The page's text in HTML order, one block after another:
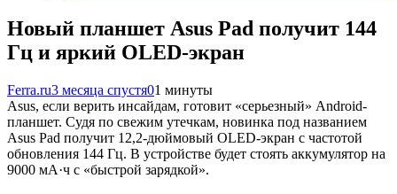
Новый планшет Asus Pad получит 144
Гц и яркий OLED-экран
Ferra.ru3 месяца спустя01 минуты
Asus, если верить инсайдам, готовит «серьезный» Android-
планшет. Судя по свежим утечкам, новинка под названием
Asus Pad получит 12,2-дюймовый OLED-экран с частотой
обновления 144 Гц. В устройстве будет стоять аккумулятор на
9000 мА·ч с «быстрой зарядкой».